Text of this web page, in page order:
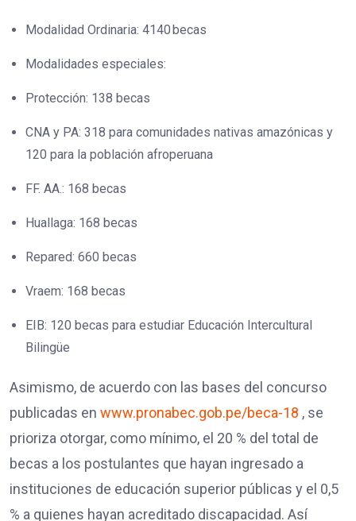
Modalidad Ordinaria: 4140 becas
Modalidades especiales:
Protección: 138 becas
CNA y PA: 318 para comunidades nativas amazónicas y
120 para la población afroperuana
FF. AA.: 168 becas
Huallaga: 168 becas
Repared: 660 becas
Vraem: 168 becas
EIB: 120 becas para estudiar Educación Intercultural
Bilingüe
Asimismo, de acuerdo con las bases del concurso
publicadas en www.pronabec.gob.pe/beca-18 , se
prioriza otorgar, como mínimo, el 20 % del total de
becas a los postulantes que hayan ingresado a
instituciones de educación superior públicas y el 0,5
% a quienes hayan acreditado discapacidad. Así